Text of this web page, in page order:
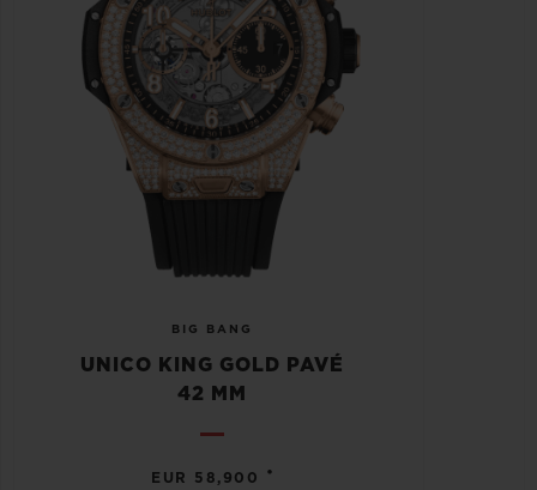
BIG BANG
UNICO KING GOLD PAVÉ
42 MM
EUR 58,900 •